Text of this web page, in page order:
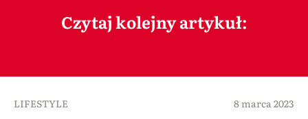
Czytaj kolejny artykuł:
LIFESTYLE 8 marca 2023